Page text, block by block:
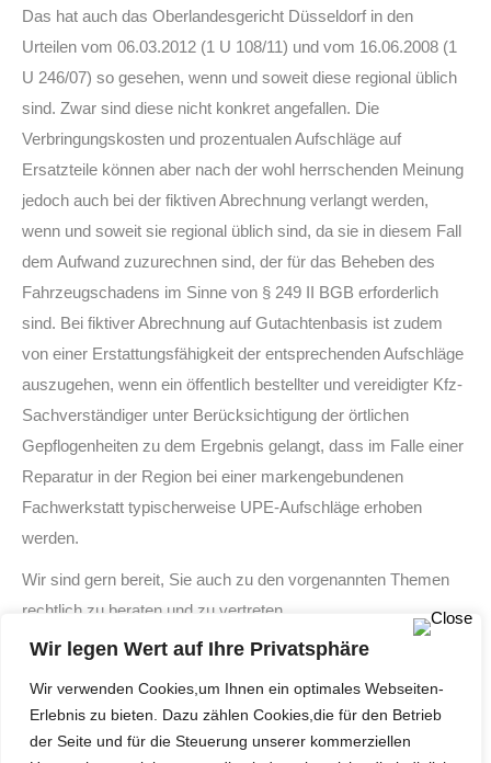
Wir legen Wert auf Ihre Privatsphäre
Wir verwenden Cookies,um Ihnen ein optimales Webseiten-
Erlebnis zu bieten. Dazu zählen Cookies,die für den Betrieb
der Seite und für die Steuerung unserer kommerziellen
Das hat auch das Oberlandesgericht Düsseldorf in den
Urteilen vom 06.03.2012 (1 U 108/11) und vom 16.06.2008 (1
U 246/07) so gesehen, wenn und soweit diese regional üblich
sind. Zwar sind diese nicht konkret angefallen. Die
Verbringungskosten und prozentualen Aufschläge auf
Ersatzteile können aber nach der wohl herrschenden Meinung
jedoch auch bei der fiktiven Abrechnung verlangt werden,
wenn und soweit sie regional üblich sind, da sie in diesem Fall
dem Aufwand zuzurechnen sind, der für das Beheben des
Fahrzeugschadens im Sinne von § 249 II BGB erforderlich
sind. Bei fiktiver Abrechnung auf Gutachtenbasis ist zudem
von einer Erstattungsfähigkeit der entsprechenden Aufschläge
auszugehen, wenn ein öffentlich bestellter und vereidigter Kfz-
Sachverständiger unter Berücksichtigung der örtlichen
Gepflogenheiten zu dem Ergebnis gelangt, dass im Falle einer
Reparatur in der Region bei einer markengebundenen
Fachwerkstatt typischerweise UPE-Aufschläge erhoben
werden.
Wir sind gern bereit, Sie auch zu den vorgenannten Themen
rechtlich zu beraten und zu vertreten.
Kommentarnavigation
ZURÜCK
Vorheriger
Handyverstoß